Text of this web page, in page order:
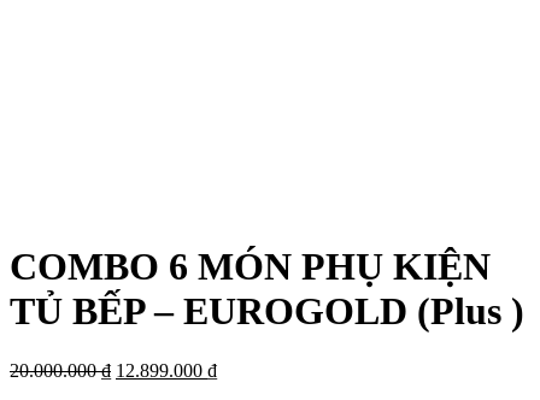
COMBO 6 MÓN PHỤ KIỆN
TỦ BẾP – EUROGOLD (Plus )
20.000.000₫ Giá
12.899.000 ₫Giá